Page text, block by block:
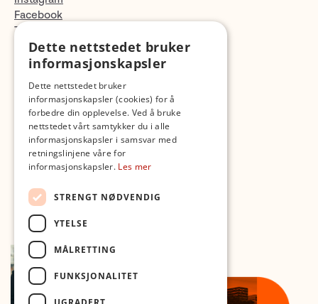
Facebook
TikTok
Fotopodden
Dette nettstedet bruker
informasjonskapsler
Dette nettstedet bruker
informasjonskapsler (cookies) for å
forbedre din opplevelse. Ved å bruke
nettstedet vårt samtykker du i alle
informasjonskapsler i samsvar med
retningslinjene våre for
informasjonskapsler. Les mer
STRENGT NØDVENDIG
YTELSE
MÅLRETTING
FUNKSJONALITET